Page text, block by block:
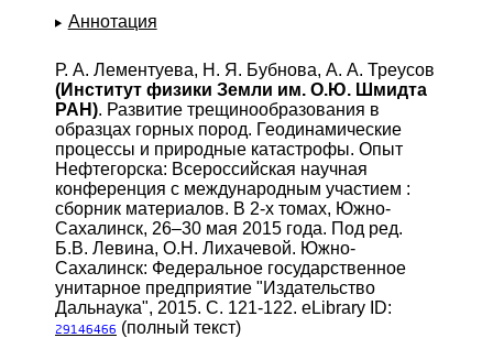
Аннотация
Р. А. Лементуева, Н. Я. Бубнова, А. А. Треусов
(Институт физики Земли им. О.Ю. Шмидта
РАН). Развитие трещинообразования в
образцах горных пород. Геодинамические
процессы и природные катастрофы. Опыт
Нефтегорска: Всероссийская научная
конференция с международным участием :
сборник материалов. В 2-х томах, Южно-
Сахалинск, 26–30 мая 2015 года. Под ред.
Б.В. Левина, О.Н. Лихачевой. Южно-
Сахалинск: Федеральное государственное
унитарное предприятие "Издательство
Дальнаука", 2015. С. 121-122. eLibrary ID:
29146466 (полный текст)